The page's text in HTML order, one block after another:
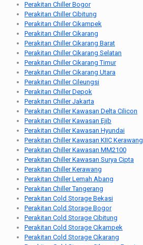
Perakitan Chiller Bogor
Perakitan Chiller Cibitung
Perakitan Chiller Cikampek
Perakitan Chiller Cikarang
Perakitan Chiller Cikarang Barat
Perakitan Chiller Cikarang Selatan
Perakitan Chiller Cikarang Timur
Perakitan Chiller Cikarang Utara
Perakitan Chiller Cileungsi
Perakitan Chiller Depok
Perakitan Chiller Jakarta
Perakitan Chiller Kawasan Delta Cilicon
Perakitan Chiller Kawasan Ejib
Perakitan Chiller Kawasan Hyundai
Perakitan Chiller Kawasan KIIC Kerawang
Perakitan Chiller Kawasan MM2100
Perakitan Chiller Kawasan Surya Cipta
Perakitan Chiller Kerawang
Perakitan Chiller Lemah Abang
Perakitan Chiller Tangerang
Perakitan Cold Storage Bekasi
Perakitan Cold Storage Bogor
Perakitan Cold Storage Cibitung
Perakitan Cold Storage Cikampek
Perakitan Cold Storage Cikarang